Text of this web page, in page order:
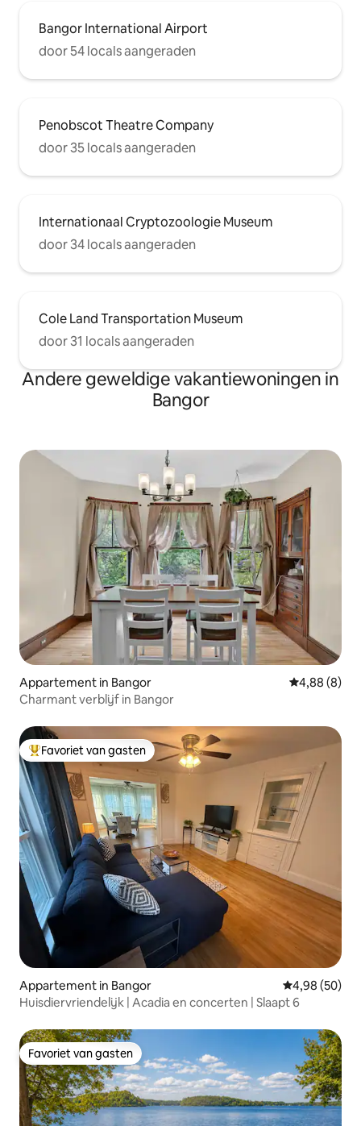
Bangor International Airport
door 54 locals aangeraden
Penobscot Theatre Company
door 35 locals aangeraden
Internationaal Cryptozoologie Museum
door 34 locals aangeraden
Cole Land Transportation Museum
door 31 locals aangeraden
Andere geweldige vakantiewoningen in
Bangor
Appartement in Bangor Gemiddelde
4,88 (8)
Charmant verblijf in Bangor
Topfavoriet van gasten
Favoriet van gasten
Appartement in Bangor Gemiddelde
4,98 (50)
Huisdiervriendelijk | Acadia en concerten | Slaapt 6
Favoriet van gasten
Favoriet van gasten